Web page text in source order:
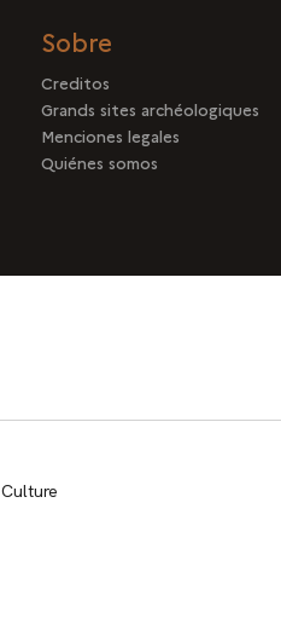
Sobre
Creditos
Grands sites archéologiques
Menciones legales
Quiénes somos